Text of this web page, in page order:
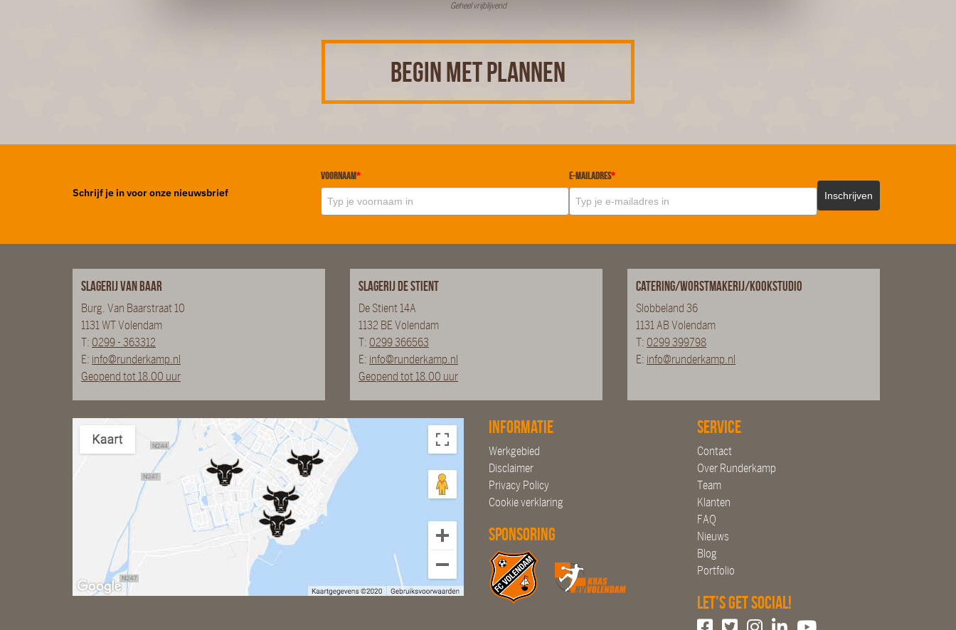
Geheel vrijblijvend
BEGIN MET PLANNEN
Schrijf je in voor onze nieuwsbrief
Voornaam* E-mailadres*
Inschrijven
Slagerij van Baar
Burg. Van Baarstraat 10
1131 WT Volendam
T: 0299 - 363312
E: info@runderkamp.nl
Geopend tot 18.00 uur
Slagerij De Stient
De Stient 14A
1132 BE Volendam
T: 0299 366563
E: info@runderkamp.nl
Geopend tot 18.00 uur
Catering/Worstmakerij/Kookstudio
Slobbeland 36
1131 AB Volendam
T: 0299 399798
E: info@runderkamp.nl
Informatie
Werkgebied
Disclaimer
Privacy Policy
Cookie verklaring
Sponsoring
Service
Contact
Over Runderkamp
Team
Klanten
FAQ
Nieuws
Blog
Portfolio
Let's get social!